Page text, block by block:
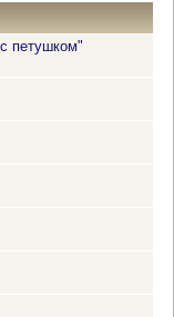
петушком"